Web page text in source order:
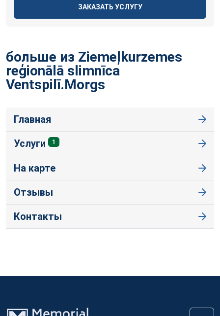
ЗАКАЗАТЬ УСЛУГУ
больше из Ziemeļkurzemes
reģionālā slimnīca
Ventspilī.Morgs
Главная
Услуги 1
На карте
Отзывы
Контакты